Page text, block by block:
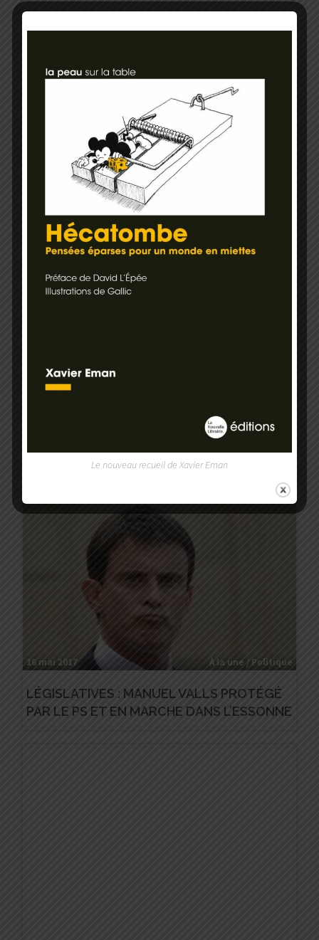
17 mai 2017 À la une / Économie
MAIRIE DE PARIS : DITS ET NON-DITS
AUTOUR DE LA NOTATION DE
16 mai 2017
AÉROPORT DE ROISSY : DEUX ANS APRÈS
SA CONSTRUCTION, LA MAISON DES
ORGANISATIONS SYNDICALES EST
TOUJOURS INOCCUPÉE
À la une / Tribunes
SURSUM CORDA !
16 mai 2017 À la une / Politique
LÉGISLATIVES : MANUEL VALLS PROTÉGÉ
PAR LE PS ET EN MARCHE DANS L’ESSONNE
Le nouveau recueil de Xavier Eman